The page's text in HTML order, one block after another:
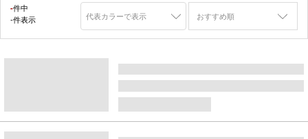
-件中
-件表示
おすすめ順